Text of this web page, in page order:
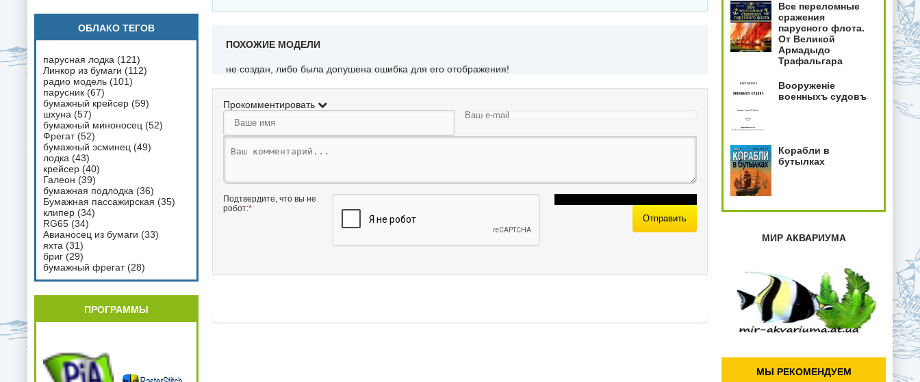
ПОХОЖИЕ МОДЕЛИ
не создан, либо была допушена ошибка для его отображения!
Прокомментировать
Подтвердите, что вы не
робот:*
Отправить
ОБЛАКО ТЕГОВ
парусная лодка (121)
Линкор из бумаги (112)
радио модель (101)
парусник (67)
бумажный крейсер (59)
шхуна (57)
бумажный миноносец (52)
Фрегат(52)
бумажный эсминец (49)
лодка (43)
крейсер (40)
Галеон (39)
бумажная подлодка (36)
Бумажная пассажирская (35)
клипер (34)
RG65 (34)
Авианосец из бумаги (33)
яхта (31)
бриг (29)
бумажный фрегат(28)
ПРОГРАММЫ
Все переломные
сражения
парусного флота.
От Великой
Армадыдо
Трафальгара
Вооруженiе
военныхъ судовъ
Корабли в
бутылках
МИР АКВАРИУМА
МЫ РЕКОМЕНДУЕМ